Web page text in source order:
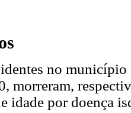
no município
morreram,
idade por doença